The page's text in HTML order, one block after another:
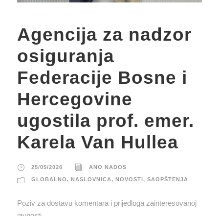
Agencija za nadzor
osiguranja
Federacije Bosne i
Hercegovine
ugostila prof. emer.
Karela Van Hullea
25/05/2026 ANO NADOS
GLOBALNO, NASLOVNICA, NOVOSTI, SAOPŠTENJA
Poziv za dostavu komentara i prijedloga zainteresovanoj